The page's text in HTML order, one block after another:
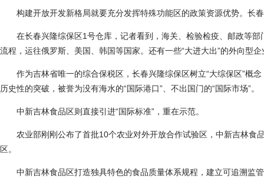
构建开放开发新格局就要充分发挥特殊功能区的政策资源优势。长
在长春兴隆综保区1号仓库，记者看到，海关、检验检疫、邮政等部
流程，运往俄罗斯、美国、韩国等国家。还有一些“大进大出”的外向型
作为吉林省唯一的综合保税区，长春兴隆综保区树立“大综保区”概
历史性的突破，被誉为没有海水的“国际港口”、不出国门的“国际市场”。
中新吉林食品区则直接引进“国际标准”，重在示范。
农业部刚刚公布了首批10个农业对外开放合作试验区，中新吉林食
区。
中新吉林食品区打造独具特色的食品质量体系规程，建立可追溯监